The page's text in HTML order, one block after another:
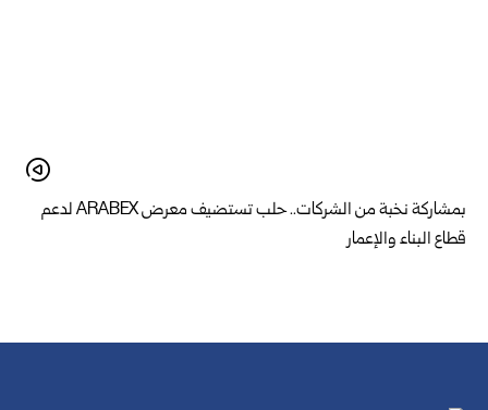
بمشاركة نخبة من الشركات.. حلب تستضيف معرض ARABEX لدعم
قطاع البناء والإعمار